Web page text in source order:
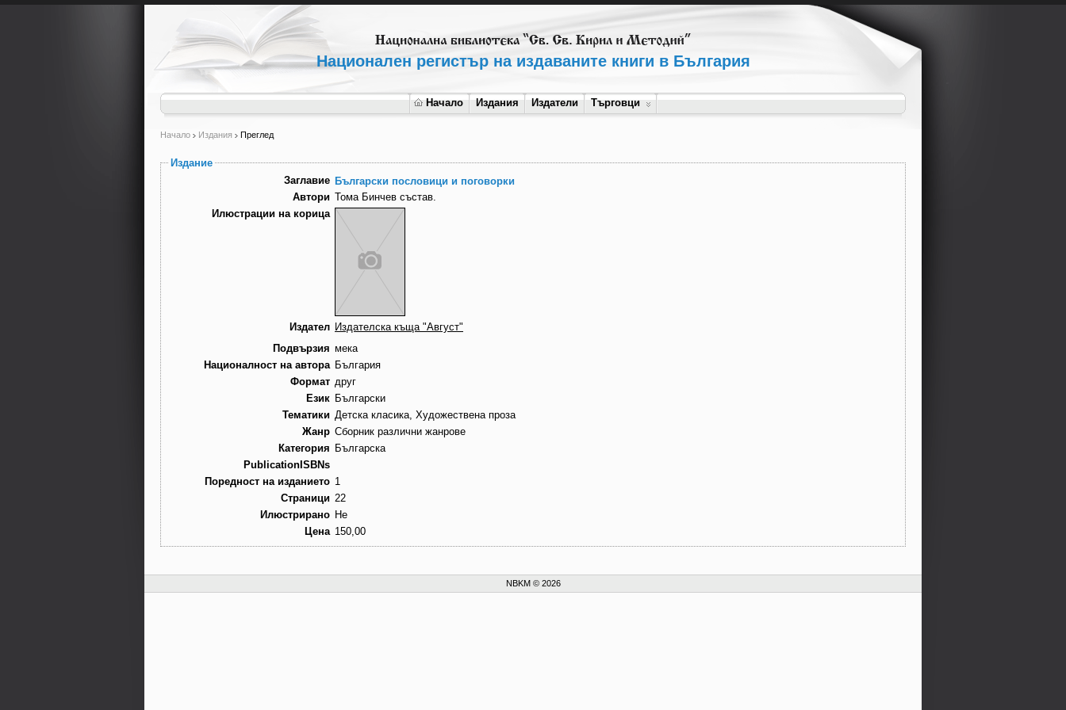
Национален регистър на издаваните книги в България
Начало Издания Издатели Търговци
Начало Издания Преглед
Издание
Заглавие Български пословици и поговорки
Автори Тома Бинчев състав.
Илюстрации на корица
Издател Издателска къща "Август"
Подвързия мека
Националност на автора България
Формат друг
Език Български
Тематики Детска класика, Художествена проза
Жанр Сборник различни жанрове
Категория Българска
PublicationISBNs
Поредност на изданието 1
Страници 22
Илюстрирано Не
Цена 150,00
NBKM © 2026